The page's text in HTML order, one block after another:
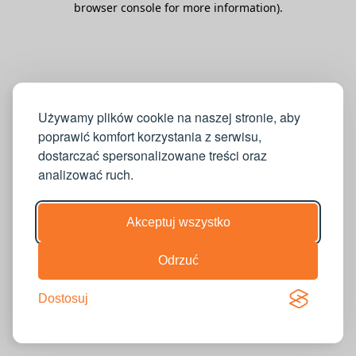
Używamy plików cookie na naszej stronie, aby
poprawić komfort korzystania z serwisu,
dostarczać spersonalizowane treści oraz
analizować ruch.
Akceptuj wszystko
Odrzuć
Dostosuj
browser console for more information).